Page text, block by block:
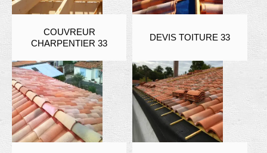
COUVREUR
CHARPENTIER 33
DEVIS TOITURE 33